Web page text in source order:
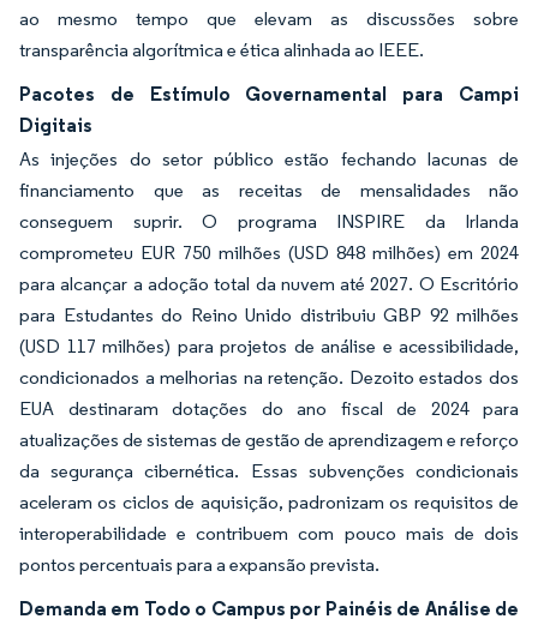
ao mesmo tempo que elevam as discussões sobre
transparência algorítmica e ética alinhada ao IEEE.
Pacotes de Estímulo Governamental para Campi
Digitais
As injeções do setor público estão fechando lacunas de
financiamento que as receitas de mensalidades não
conseguem suprir. O programa INSPIRE da Irlanda
comprometeu EUR 750 milhões (USD 848 milhões) em 2024
para alcançar a adoção total da nuvem até 2027. O Escritório
para Estudantes do Reino Unido distribuiu GBP 92 milhões
(USD 117 milhões) para projetos de análise e acessibilidade,
condicionados a melhorias na retenção. Dezoito estados dos
EUA destinaram dotações do ano fiscal de 2024 para
atualizações de sistemas de gestão de aprendizagem e reforço
da segurança cibernética. Essas subvenções condicionais
aceleram os ciclos de aquisição, padronizam os requisitos de
interoperabilidade e contribuem com pouco mais de dois
pontos percentuais para a expansão prevista.
Demanda em Todo o Campus por Painéis de Análise de